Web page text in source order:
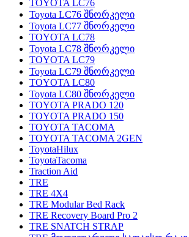
TOYOTA LC76
Toyota LC76 შნორკელი
Toyota LC77 შნორკელი
TOYOTA LC78
Toyota LC78 შნორკელი
TOYOTA LC79
Toyota LC79 შნორკელი
TOYOTA LC80
Toyota LC80 შნორკელი
TOYOTA PRADO 120
TOYOTA PRADO 150
TOYOTA TACOMA
TOYOTA TACOMA 2GEN
ToyotaHilux
ToyotaTacoma
Traction Aid
TRE
TRE 4X4
TRE Modular Bed Rack
TRE Recovery Board Pro 2
TRE SNATCH STRAP